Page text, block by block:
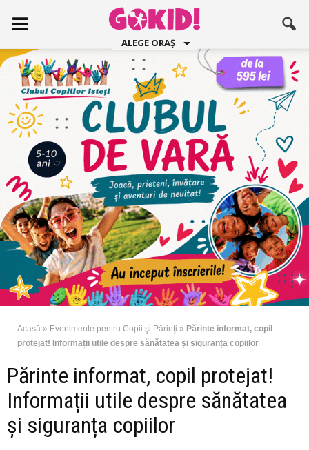
ALEGE ORAȘ
Acasă » Evenimente pentru Copii şi Părinţi » Părinte informat, copil
protejat! Informații utile despre sănătatea și siguranța copiilor
Părinte informat, copil protejat!
Informații utile despre sănătatea
și siguranța copiilor